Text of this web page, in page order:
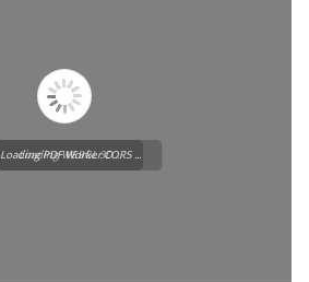
Loading WEBGL 3D ...
Loading PDF Worker CORS ...